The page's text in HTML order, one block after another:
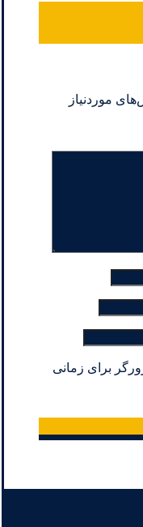
موردنیاز
برای زمانی